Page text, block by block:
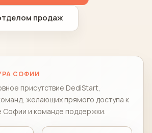
продаж
СОФИИ
присутствие DediStart,
желающих прямого доступа к
Софии и команде поддержки.